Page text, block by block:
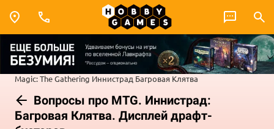
Magic: The Gathering Иннистрад Багровая Клятва
Вопросы про MTG. Иннистрад:
Багровая Клятва. Дисплей драфт-